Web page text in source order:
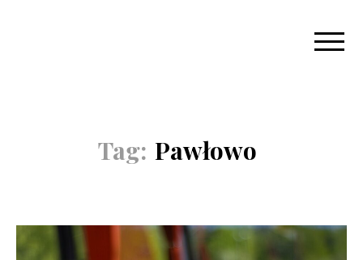
Tag: Pawłowo